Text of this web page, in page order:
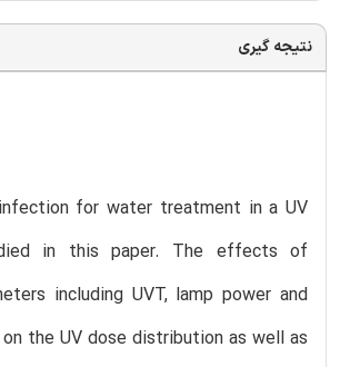
نتیجه گیری
for water treatment in a UV
in this paper. The effects of
including UVT, lamp power and
the UV dose distribution as well as